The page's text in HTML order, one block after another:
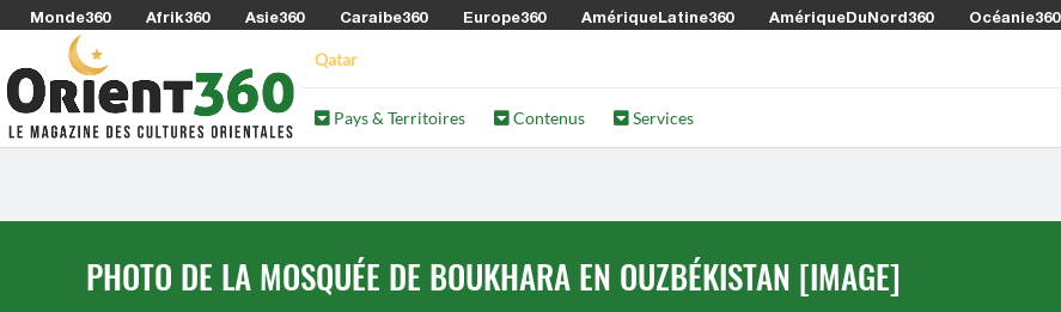
Monde360 Afrik360 Asie360 Caraibe360 Europe360 AmériqueLatine360 AmériqueDuNord360 Océanie360
Qatar
Pays & Territoires Contenus Services
PHOTO DE LA MOSQUÉE DE BOUKHARA EN OUZBÉKISTAN [IMAGE]